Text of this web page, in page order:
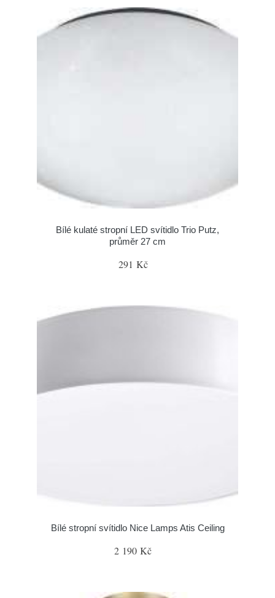
Bílé kulaté stropní LED svítidlo Trio Putz,
průměr 27 cm
291 Kč
Bílé stropní svítidlo Nice Lamps Atis Ceiling
2 190 Kč